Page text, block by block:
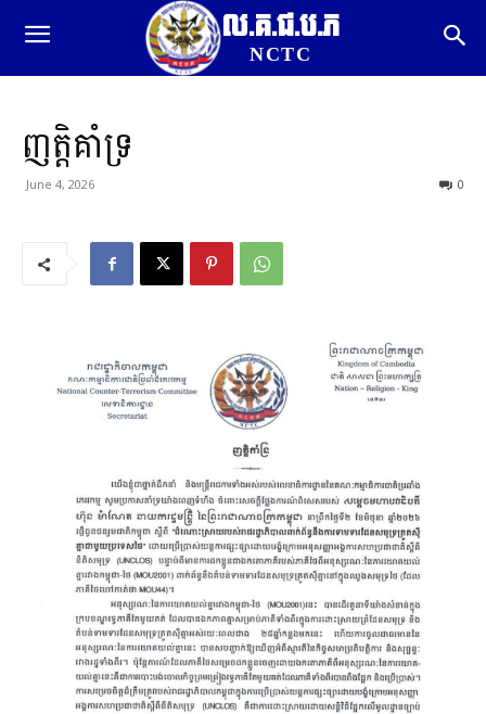
ល.គ.ជ.ប.ភ
NCTC
ញត្តិគាំទ្រ
June 4, 2026 0